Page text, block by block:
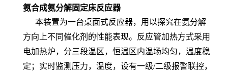
氨合成氨分解固定床反应器
本装置为一台桌面式反应器，用以探究在氨分解
方向上不同催化剂的性能表现。反应管加热方式采用
电加热炉，分三段温区，恒温区内温场均匀，温度稳
定；实时监测压力，温度，设有一级/二级报警联控，